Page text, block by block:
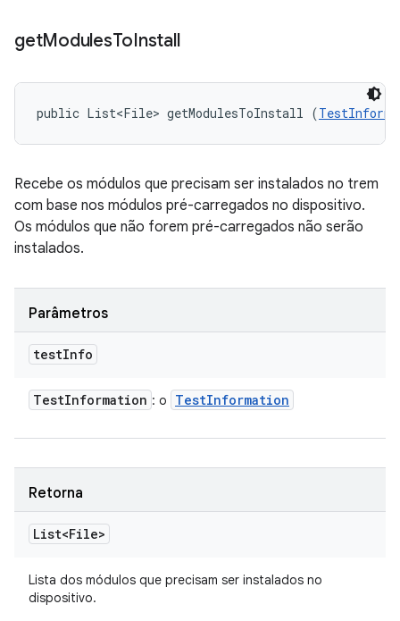
getModulesToInstall
public List<File> getModulesToInstall (
Recebe os módulos que precisam ser instalados no trem
com base nos módulos pré-carregados no dispositivo.
Os módulos que não forem pré-carregados não serão
instalados.
Parâmetros
testInfo
TestInformation : o TestInformation
Retorna
List<File>
Lista dos módulos que precisam ser instalados no
dispositivo.